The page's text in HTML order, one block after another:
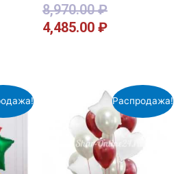
8,970.00₽
4,485.00 ₽
Распродажа!